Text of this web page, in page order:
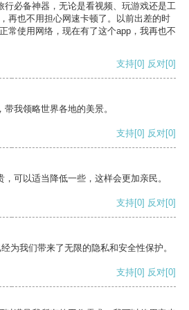
行必备神器，无论是看视频、玩游戏还是工
再也不用担心网速卡顿了。以前出差的时
常使用网络，现在有了这个app，我再也不
支持[0] 反对[0]
我领略世界各地的美景。
支持[0] 反对[0]
可以适当降低一些，这样会更加亲民。
支持[0] 反对[0]
为我们带来了无限的隐私和安全性保护。
支持[0] 反对[0]